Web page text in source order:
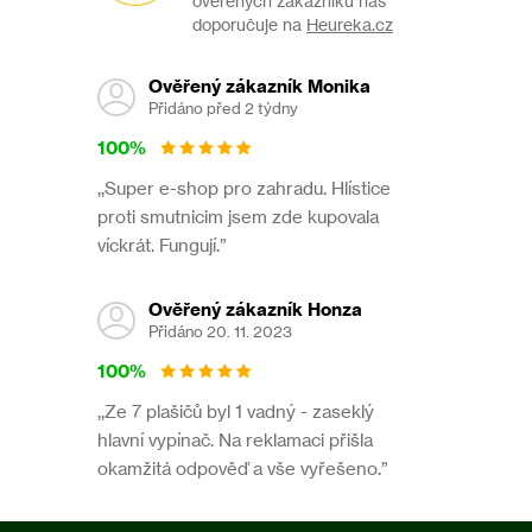
Při kontrole se prověřuje neporušenost staniček, doplňují
uhynulých potkanů.
V případě potřeby je třeba doplnit návnadu.
První pomoc při zasažení
Přípravek VIGONEZ MARS 25
V případěpožitíse můžou projevit (i opožděně) příznaky
jako krvácení z nosu a krvácení z dásní.
V těžkých případech se můžou objevit hematomy a krev ve
Protilátka
: Vitamín K1, který může podávat výhradně
zdravotnický nebo veterinární personál.
doporučuje na Heureka.cz
Ověřený zákazník Monika
Přidáno před 2 týdny
100%
,,Super e-shop pro zahradu. Hlístice
proti smutnicim jsem zde kupovala
víckrát. Fungují.”
Ověřený zákazník Honza
Přidáno 20. 11. 2023
100%
,,Ze 7 plašičů byl 1 vadný - zaseklý
hlavní vypínač. Na reklamaci přišla
okamžitá odpověď a vše vyřešeno.”